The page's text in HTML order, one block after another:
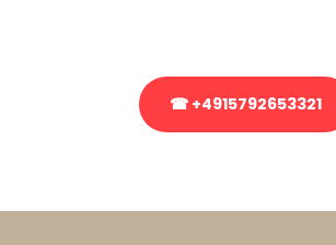
☎ +4915792653321